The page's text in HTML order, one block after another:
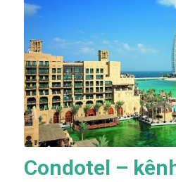
Condotel –